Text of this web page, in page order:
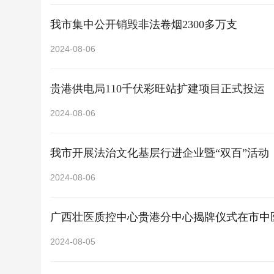
我市集中公开销毁非法卷烟2300多万支
2024-08-06
贵港供电局110千伏彩旺站扩建项目正式投运
2024-08-06
我市开展法治文化基层行进企业暨“双百”活动
2024-08-06
广西壮医质控中心贵港分中心揭牌仪式在市中
2024-08-05